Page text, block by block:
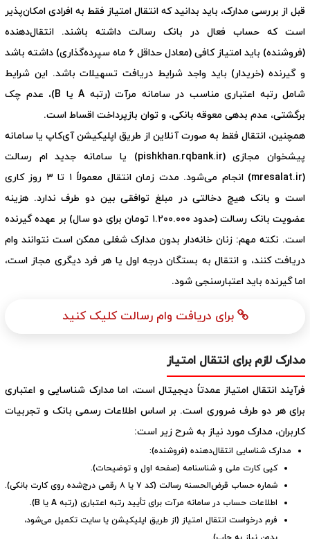
قبل از بررسی مدارک، باید بدانید که انتقال امتیاز فقط به افرادی امکان‌پذیر
است که حساب فعال در بانک رسالت داشته باشند. انتقال‌دهنده
(فروشنده) باید امتیاز کافی (معادل حداقل ۶ ماه سپرده‌گذاری) داشته باشد
و گیرنده (خریدار) باید واجد شرایط دریافت تسهیلات باشد. این شرایط
شامل رتبه اعتباری مناسب در سامانه مرآت (رتبه A یا B)، عدم چک
برگشتی، عدم بدهی معوقه بانکی، و توان بازپرداخت اقساط است.
همچنین، انتقال فقط به صورت آنلاین از طریق اپلیکیشن آی‌کاپ یا سامانه
پیشخوان مجازی (pishkhan.rqbank.ir) یا سامانه جدید ام رسالت
(mresalat.ir) انجام می‌شود. مدت زمان انتقال معمولاً ۱ تا ۳ روز کاری
است و بانک هیچ دخالتی در مبلغ توافقی بین دو طرف ندارد. هزینه
عضویت بانک رسالت (حدود ۱.۲۰۰.۰۰۰ تومان برای دو سال) بر عهده گیرنده
است. نکته مهم: زنان خانه‌دار بدون مدارک شغلی ممکن است نتوانند وام
دریافت کنند، و انتقال به بستگان درجه اول یا هر فرد دیگری مجاز است،
اما گیرنده باید اعتبارسنجی شود.
برای دریافت وام رسالت کلیک کنید
مدارک لازم برای انتقال امتیاز
فرآیند انتقال امتیاز عمدتاً دیجیتال است، اما مدارک شناسایی و اعتباری
برای هر دو طرف ضروری است. بر اساس اطلاعات رسمی بانک و تجربیات
کاربران، مدارک مورد نیاز به شرح زیر است:
مدارک شناسایی انتقال‌دهنده (فروشنده):
کپی کارت ملی و شناسنامه (صفحه اول و توضیحات).
شماره حساب قرض‌الحسنه رسالت (کد ۷ یا ۸ رقمی درج‌شده روی کارت بانکی).
اطلاعات حساب در سامانه مرآت برای تأیید رتبه اعتباری (رتبه A یا B).
فرم درخواست انتقال امتیاز (از طریق اپلیکیشن یا سایت تکمیل می‌شود،